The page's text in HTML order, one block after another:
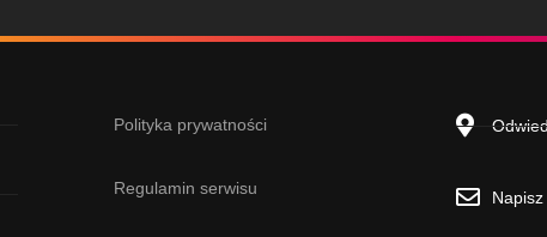
Polityka prywatności
Regulamin serwisu